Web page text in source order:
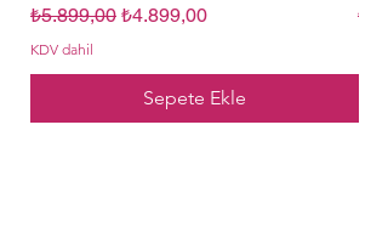
Normal Fiyat
₺5.899,00 İndirimli Fiyat
₺4.899,00
KDV dahil
Sepete Ekle